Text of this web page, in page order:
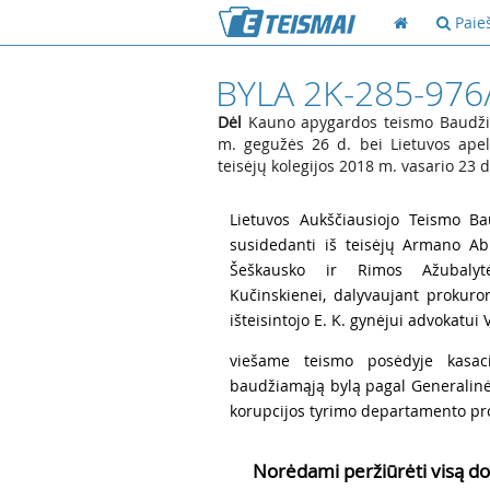
BYLA 2K-285-
Dėl Kauno apygardos teismo
m. gegužės 26 d. bei Lietuvos
teisėjų kolegijos 2018 m. vasario 23
Lietuvos Aukščiausiojo Teismo
susidedanti iš teisėjų Armano
Šeškausko ir Rimos
Kučinskienei, dalyvaujant
išteisintojo E. K. gynėjui advokatui
viešame teismo posėdyje
baudžiamąją bylą pagal
korupcijos tyrimo departamento
Norėdami peržiūrėti visą